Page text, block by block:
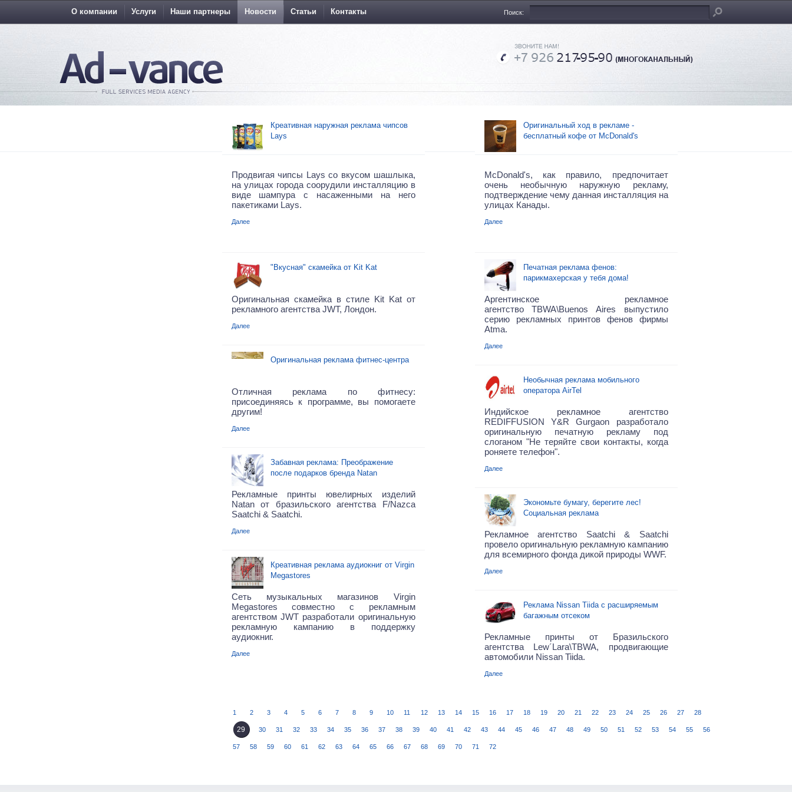
О компании Услуги Наши партнеры Новости Статьи Контакты Поиск:
Креативная наружная реклама чипсов
Lays
Продвигая чипсы Lays со вкусом шашлыка,
на улицах города соорудили инсталляцию в
виде шампура с насаженными на него
пакетиками Lays.
Далее
"Вкусная" скамейка от Kit Kat
Оригинальная скамейка в стиле Kit Kat от
рекламного агентства JWT, Лондон.
Далее
Оригинальная реклама фитнес-центра
Отличная реклама по фитнесу:
присоединяясь к программе, вы помогаете
другим!
Далее
Забавная реклама: Преображение
после подарков бренда Natan
Рекламные принты ювелирных изделий
Natan от бразильского агентства F/Nazca
Saatchi & Saatchi.
Далее
Креативная реклама аудиокниг от Virgin
Megastores
Cеть музыкальных магазинов Virgin
Megastores совместно с рекламным
агентством JWT разработали оригинальную
рекламную кампанию в поддержку
аудиокниг.
Далее
Оригинальный ход в рекламе -
бесплатный кофе от McDonald's
McDonald's, как правило, предпочитает
очень необычную наружную рекламу,
подтверждение чему данная инсталляция на
улицах Канады.
Далее
Печатная реклама фенов:
парикмахерская у тебя дома!
Аргентинское рекламное
агентство TBWA\Buenos Aires выпустило
серию рекламных принтов фенов фирмы
Atma.
Далее
Необычная реклама мобильного
оператора AirTel
Индийское рекламное агентство
REDIFFUSION Y&R Gurgaon разработало
оригинальную печатную рекламу под
слоганом "Не теряйте свои контакты, когда
роняете телефон".
Далее
Экономьте бумагу, берегите лес!
Социальная реклама
Рекламное агентство Saatchi & Saatchi
провело оригинальную рекламную кампанию
для всемирного фонда дикой природы WWF.
Далее
Реклама Nissan Tiida с расширяемым
багажным отсеком
Рекламные принты от Бразильского
агентства Lew´Lara\TBWA, продвигающие
автомобили Nissan Tiida.
Далее
1 2 3 4 5 6 7 8 9 10 11 12 13 14 15 16 17 18 19 20 21 22 23 24 25 26 27 28
29 30 31 32 33 34 35 36 37 38 39 40 41 42 43 44 45 46 47 48 49 50 51 52 53 54 55 56
57 58 59 60 61 62 63 64 65 66 67 68 69 70 71 72